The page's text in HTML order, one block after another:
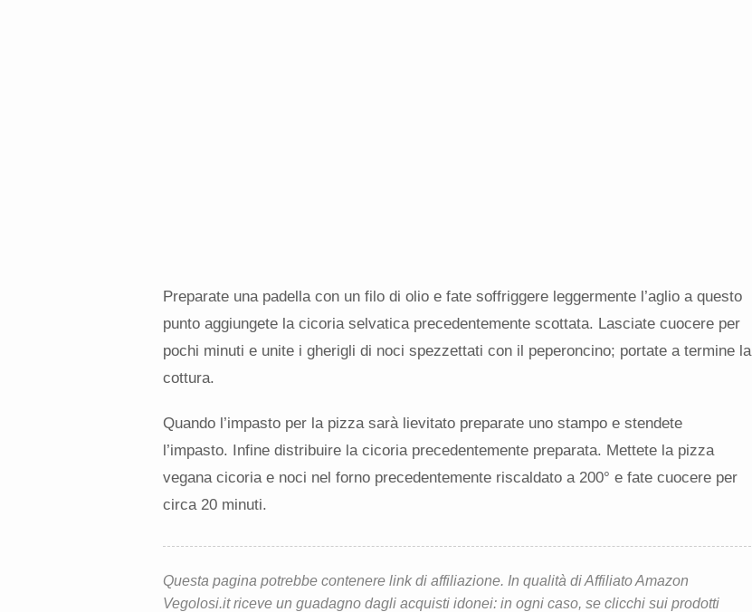
Preparate una padella con un filo di olio e fate soffriggere leggermente l’aglio a questo
punto aggiungete la cicoria selvatica precedentemente scottata. Lasciate cuocere per
pochi minuti e unite i gherigli di noci spezzettati con il peperoncino; portate a termine la
cottura.
Quando l’impasto per la pizza sarà lievitato preparate uno stampo e stendete
l’impasto. Infine distribuire la cicoria precedentemente preparata. Mettete la pizza
vegana cicoria e noci nel forno precedentemente riscaldato a 200° e fate cuocere per
circa 20 minuti.
Questa pagina potrebbe contenere link di affiliazione. In qualità di Affiliato Amazon
Vegolosi.it riceve un guadagno dagli acquisti idonei: in ogni caso, se clicchi sui prodotti